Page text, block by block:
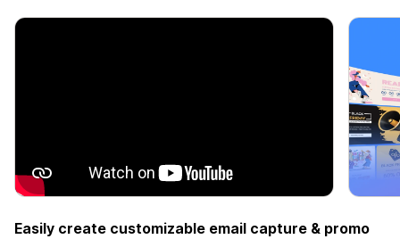
Easily create customizable email capture & promo